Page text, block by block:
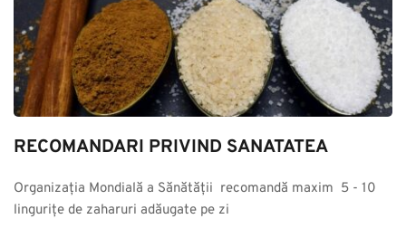
RECOMANDARI PRIVIND SANATATEA
Organizația Mondială a Sănătății  recomandă maxim  5 - 10
lingurițe de zaharuri adăugate pe zi